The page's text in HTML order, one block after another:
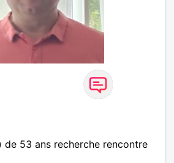
de 53 ans recherche rencontre